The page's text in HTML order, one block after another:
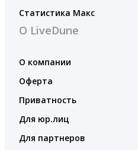
Статистика Макс
О LiveDune
О компании
Оферта
Приватность
Для юр.лиц
Для партнеров